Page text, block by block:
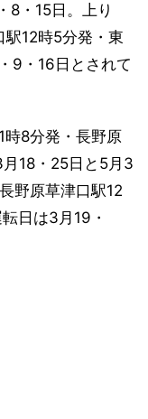
8・15日。上り
駅12時5分発・東
9・16日とされて
時8分発・長野原
18・25日と5月3
野原草津口駅12
日は3月19・